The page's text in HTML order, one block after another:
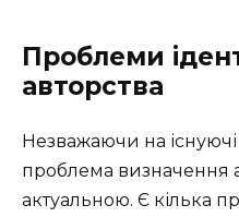
Проблеми
авторства
Незважаючи на
проблема визначення
актуальною. Є кілька